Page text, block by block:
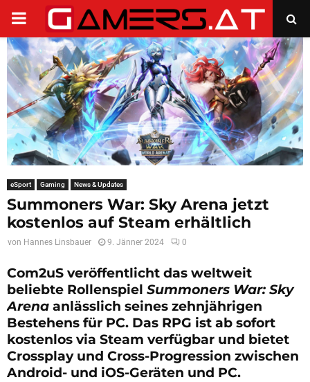
PRIMARY
MENU
eSport Gaming News & Updates
Summoners War: Sky Arena jetzt
kostenlos auf Steam erhältlich
von Hannes Linsbauer 9. Jänner 2024 0
Com2uS veröffentlicht das weltweit
beliebte Rollenspiel Summoners War: Sky
Arena anlässlich seines zehnjährigen
Bestehens für PC. Das RPG ist ab sofort
kostenlos via Steam verfügbar und bietet
Crossplay und Cross-Progression zwischen
Android- und iOS-Geräten und PC.